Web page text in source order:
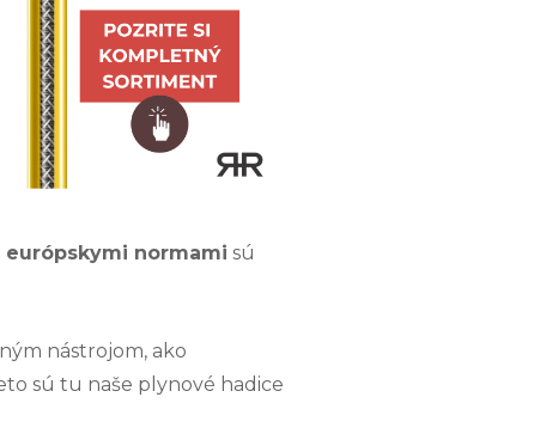
európskymi normami sú
nástrojom, ako
sú tu naše plynové hadice